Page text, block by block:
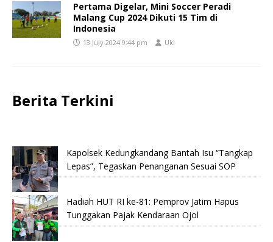
Pertama Digelar, Mini Soccer Peradi
Malang Cup 2024 Dikuti 15 Tim di
Indonesia
13 July 2024 9:44 pm Uki
Berita Terkini
Kapolsek Kedungkandang Bantah Isu “Tangkap
Lepas”, Tegaskan Penanganan Sesuai SOP
Hadiah HUT RI ke-81: Pemprov Jatim Hapus
Tunggakan Pajak Kendaraan Ojol